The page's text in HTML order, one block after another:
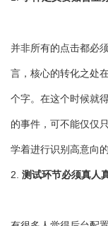
并非所有的点击都必
言，核心的转化之处
个字。在这个时候就
的事件，可不能仅仅
学着进行识别高意向
2. 测试环节必须真人